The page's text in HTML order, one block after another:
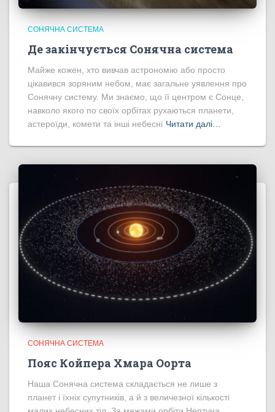
СОНЯЧНА СИСТЕМА
Де закінчується Сонячна система
Майже кожен, хто вивчав астрономію або просто
цікавився зоряним небом, має загальне уявлення про
Сонячну систему. Ми знаємо, що її центром є Сонце,
навколо якого по своїх орбітах рухаються планети,
астероїди, комети та інші небесні Читати далі…
СОНЯЧНА СИСТЕМА
Пояс Койпера Хмара Оорта
Наша Сонячна система складається не лише з
планет і їхніх супутників, а й з величезної кількості